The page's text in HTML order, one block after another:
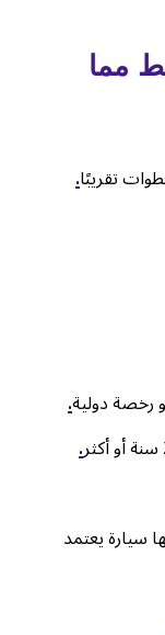
مما
تقريبًا.
رخصة دولية.
.
سيارة يعتمد